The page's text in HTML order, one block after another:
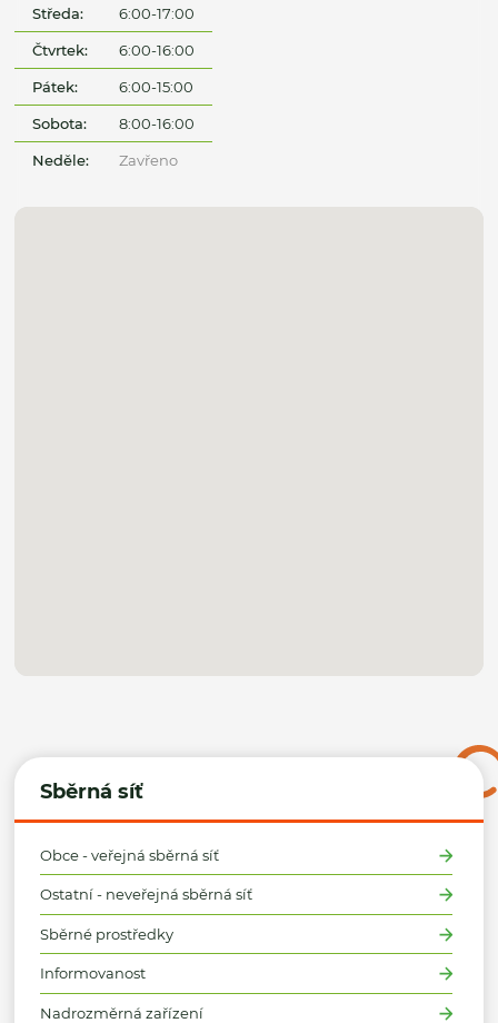
Sběrná síť
Obce - veřejná sběrná síť
Ostatní - neveřejná sběrná síť
Sběrné prostředky
Informovanost
Nadrozměrná zařízení
Středa: 6:00-17:00
Čtvrtek: 6:00-16:00
Pátek: 6:00-15:00
Sobota: 8:00-16:00
Neděle: Zavřeno